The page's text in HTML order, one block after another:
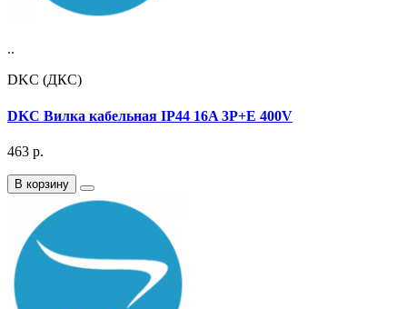
..
DKC (ДКС)
DKC Вилка кабельная IP44 16A 3P+E 400V
463 р.
В корзину